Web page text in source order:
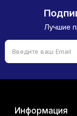
Лучшие
Информация